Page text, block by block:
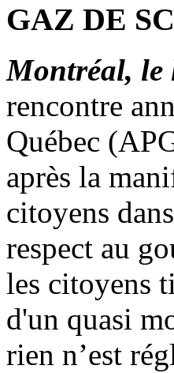
GAZ DE
Montréal, le
rencontre
Québec
après la
citoyens
respect au
les citoyens
d'un quasi
rien n’est